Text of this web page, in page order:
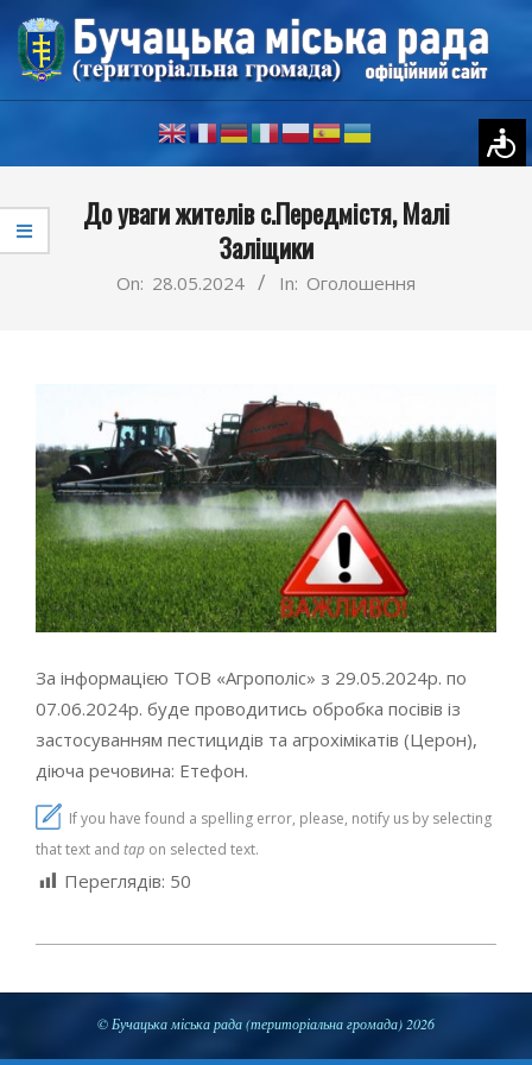
Skip
content
Navigation
Menu
До уваги жителів с.Передмістя, Малі
Заліщики
On: 28.05.2024 In: Оголошення
За інформацією ТОВ «Агрополіс» з 29.05.2024р. по
07.06.2024р. буде проводитись обробка посівів із
застосуванням пестицидів та агрохімікатів (Церон),
діюча речовина: Етефон.
If you have found a spelling error, please, notify us by selecting
that text and tap on selected text.
Переглядів: 50
05-
© Бучацька міська рада (територіальна громада) 2026